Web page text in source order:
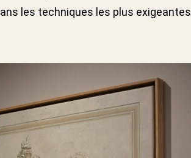
les techniques les plus exigeantes